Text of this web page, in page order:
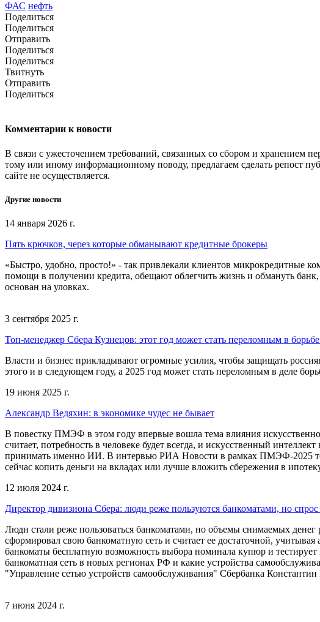
ФАС нефть
Поделиться
Поделиться
Отправить
Поделиться
Поделиться
Твитнуть
Отправить
Поделиться
Комментарии к новости
В связи с ужесточением требований, связанных со сбором и хранением
тому или иному информационному поводу, предлагаем сделать репост
сайте не осуществляется.
Другие новости
14 января 2026 г.
Пять крючков, через которые обманывают кредитные брокеры
«Быстро, удобно, просто!» - так привлекали клиентов микрокредитные
помощи в получении кредита, обещают облегчить жизнь и обмануть
основан на уловках.
3 сентября 2025 г.
Топ-менеджер Сбера Кузнецов: этот год может стать переломным в
Власти и бизнес прикладывают огромные усилия, чтобы защищать
этого и в следующем году, а 2025 год может стать переломным в деле
19 июня 2025 г.
Александр Ведяхин: в экономике чудес не бывает
В повестку ПМЭФ в этом году впервые вошла тема влияния
считает, потребность в человеке будет всегда, и искусственный
принимать именно ИИ. В интервью РИА Новости в рамках ПМЭФ-2025
сейчас копить деньги на вкладах или лучше вложить сбережения в
12 июля 2024 г.
Директор дивизиона Сбера: люди реже пользуются банкоматами, но
Люди стали реже пользоваться банкоматами, но объемы снимаемых
сформировал свою банкоматную сеть и считает ее достаточной,
банкоматы бесплатную возможность выбора номинала купюр и
банкоматная сеть в новых регионах РФ и какие устройства
"Управление сетью устройств самообслуживания" Сбербанка
7 июня 2024 г.